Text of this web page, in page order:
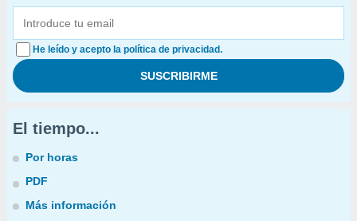
He leído y acepto la política de privacidad.
El tiempo...
Por horas
PDF
Más información